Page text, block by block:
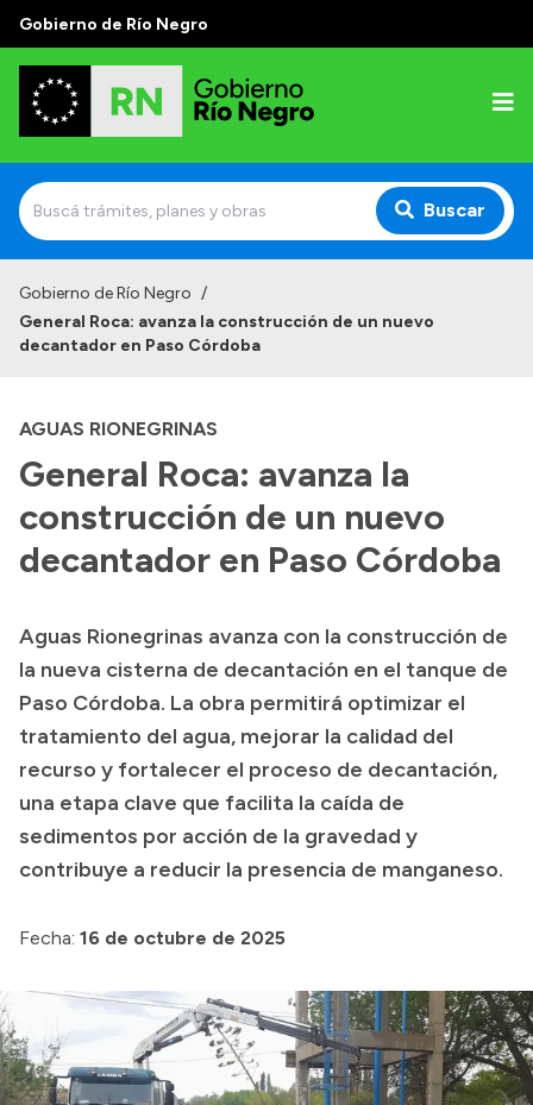
Gobierno de Río Negro
Buscar
Autoridades
Autoridades y Organismos
Discursos en la Legislatura
Casa de Gobierno
Acerca de Río Negro
Geografía
Invertí en Río Negro
Transparencia
Presupuesto
Compras y licitaciones
Consulta de pago a proveedores
Convocatorias
Intranet
Gobierno de Río Negro /
General Roca: avanza la construcción de un nuevo
decantador en Paso Córdoba
AGUAS RIONEGRINAS
General Roca: avanza la
construcción de un nuevo
decantador en Paso Córdoba
Aguas Rionegrinas avanza con la construcción de
la nueva cisterna de decantación en el tanque de
Paso Córdoba. La obra permitirá optimizar el
tratamiento del agua, mejorar la calidad del
recurso y fortalecer el proceso de decantación,
una etapa clave que facilita la caída de
sedimentos por acción de la gravedad y
contribuye a reducir la presencia de manganeso.
Fecha: 16 de octubre de 2025